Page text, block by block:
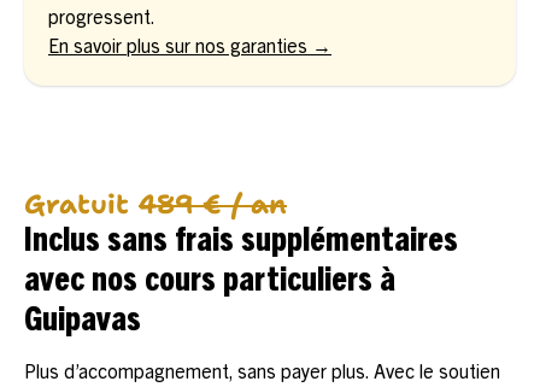
progressent.
En savoir plus sur nos garanties →
Gratuit 489 € / an
Inclus sans frais supplémentaires
avec nos cours particuliers à
Guipavas
Plus d’accompagnement, sans payer plus. Avec le soutien